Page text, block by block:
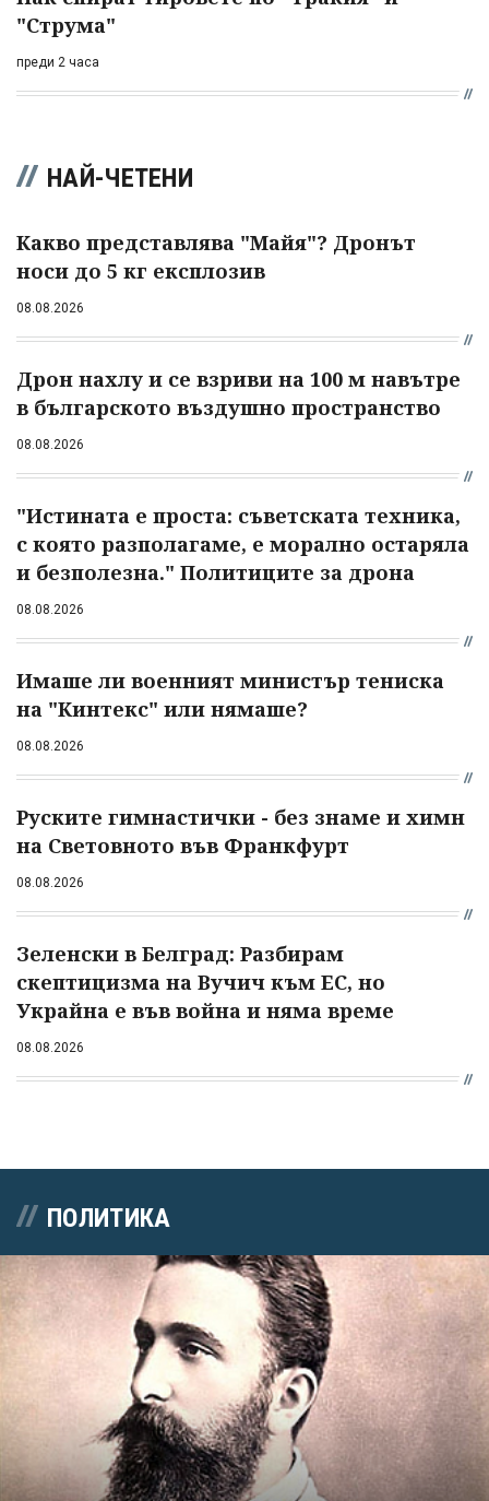
"Струма"
преди 2 часа
НАЙ-ЧЕТЕНИ
Какво представлява "Майя"? Дронът
носи до 5 кг експлозив
08.08.2026
Дрон нахлу и се взриви на 100 м навътре
в българското въздушно пространство
08.08.2026
"Истината е проста: съветската техника,
с която разполагаме, е морално остаряла
и безполезна." Политиците за дрона
08.08.2026
Имаше ли военният министър тениска
на "Кинтекс" или нямаше?
08.08.2026
Руските гимнастички - без знаме и химн
на Световното във Франкфурт
08.08.2026
Зеленски в Белград: Разбирам
скептицизма на Вучич към ЕС, но
Украйна е във война и няма време
08.08.2026
ПОЛИТИКА